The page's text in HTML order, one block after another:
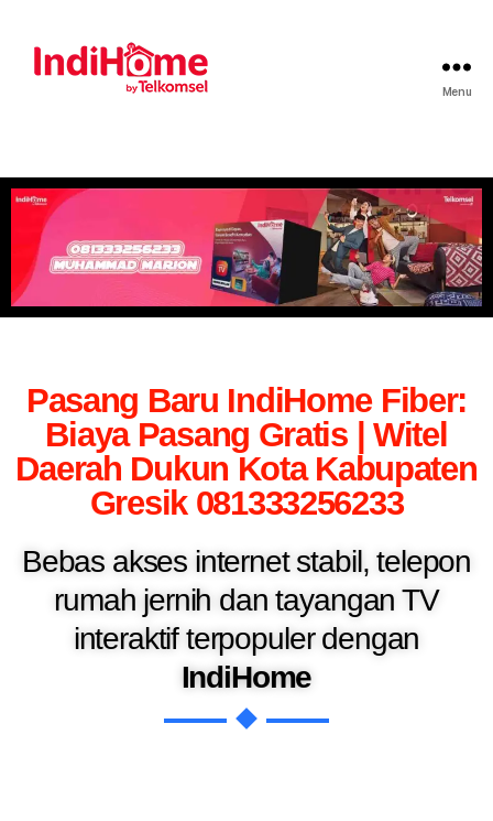
Menu
Pasang Baru IndiHome Fiber:
Biaya Pasang Gratis | Witel
Daerah Dukun Kota Kabupaten
Gresik 081333256233
Bebas akses internet stabil, telepon
rumah jernih dan tayangan TV
interaktif terpopuler dengan
IndiHome